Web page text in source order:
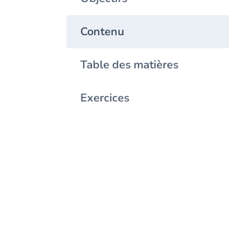
Contenu
Table des matières
Exercices